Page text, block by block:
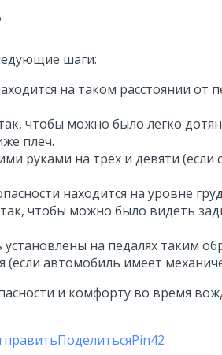
шаги:
на таком расстоянии
чтобы можно было легко
плеч.
руками на трех и девяти (если
находится на уровне
чтобы можно было видеть
на педалях таким
автомобиль имеет
и комфорту во время
ПоделитьсяPin42